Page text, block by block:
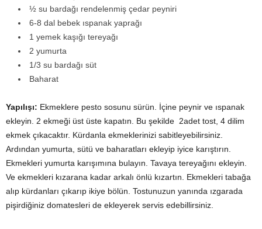
½ su bardağı rendelenmiş çedar peyniri
6-8 dal bebek ıspanak yaprağı
1 yemek kaşığı tereyağı
2 yumurta
1/3 su bardağı süt
Baharat
Yapılışı: Ekmeklere pesto sosunu sürün. İçine peynir ve ıspanak
ekleyin. 2 ekmeği üst üste kapatın. Bu şekilde 2adet tost, 4 dilim
ekmek çıkacaktır. Kürdanla ekmeklerinizi sabitleyebilirsiniz.
Ardından yumurta, sütü ve baharatları ekleyip iyice karıştırın.
Ekmekleri yumurta karışımına bulayın. Tavaya tereyağını ekleyin.
Ve ekmekleri kızarana kadar arkalı önlü kızartın. Ekmekleri tabağa
alıp kürdanları çıkarıp ikiye bölün. Tostunuzun yanında ızgarada
pişirdiğiniz domatesleri de ekleyerek servis edebillirsiniz.